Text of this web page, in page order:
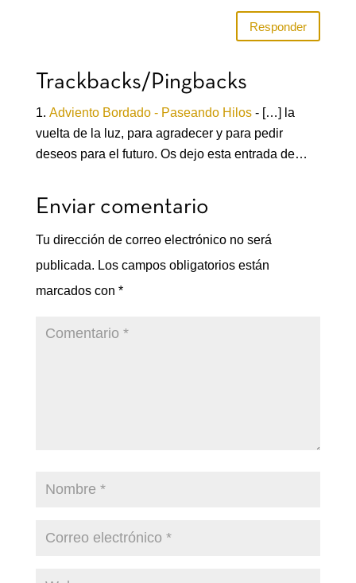
Responder
Trackbacks/Pingbacks
Adviento Bordado - Paseando Hilos- […] la
vuelta de la luz, para agradecer y para pedir
deseos para el futuro. Os dejo esta entrada de…
Enviar comentario
Tu dirección de correo electrónico no será
publicada. Los campos obligatorios están
marcados con *